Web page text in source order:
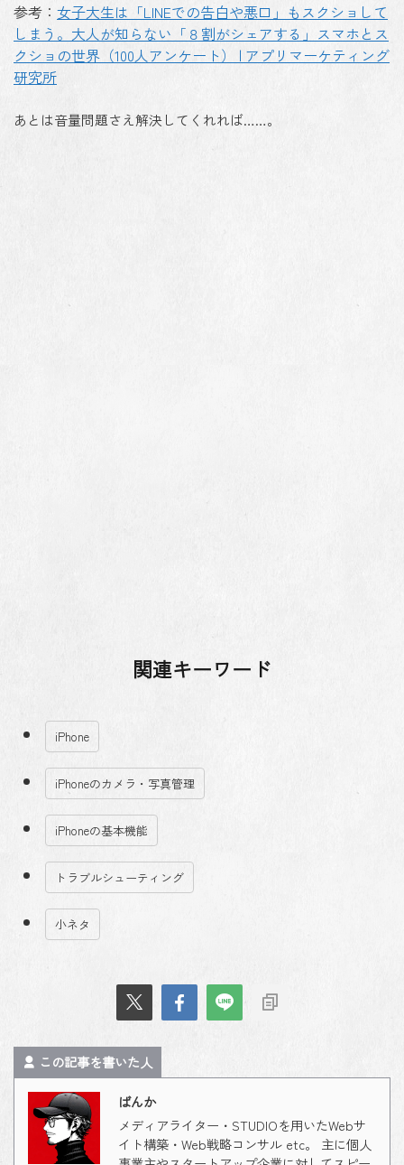
参考： 女子大生は「LINEでの告白や悪口」もスクショして
しまう。大人が知らない「８割がシェアする」スマホとス
クショの世界（100人アンケート） | アプリマーケティング
研究所
あとは音量問題さえ解決してくれれば……。
関連キーワード
iPhone
iPhoneのカメラ・写真管理
iPhoneの基本機能
トラブルシューティング
小ネタ
この記事を書いた人
ばんか
メディアライター・STUDIOを用いたWebサ
イト構築・Web戦略コンサル etc。 主に個人